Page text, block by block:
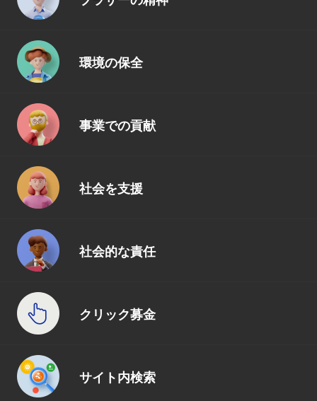
環境の保全
事業での貢献
社会を支援
社会的な責任
クリック募金
サイト内検索